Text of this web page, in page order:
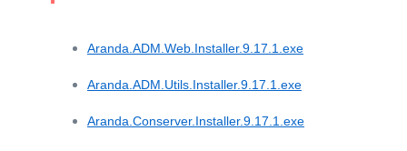
Aranda.ADM.Web.Installer.9.17.1.exe
Aranda.ADM.Utils.Installer.9.17.1.exe
Aranda.Conserver.Installer.9.17.1.exe